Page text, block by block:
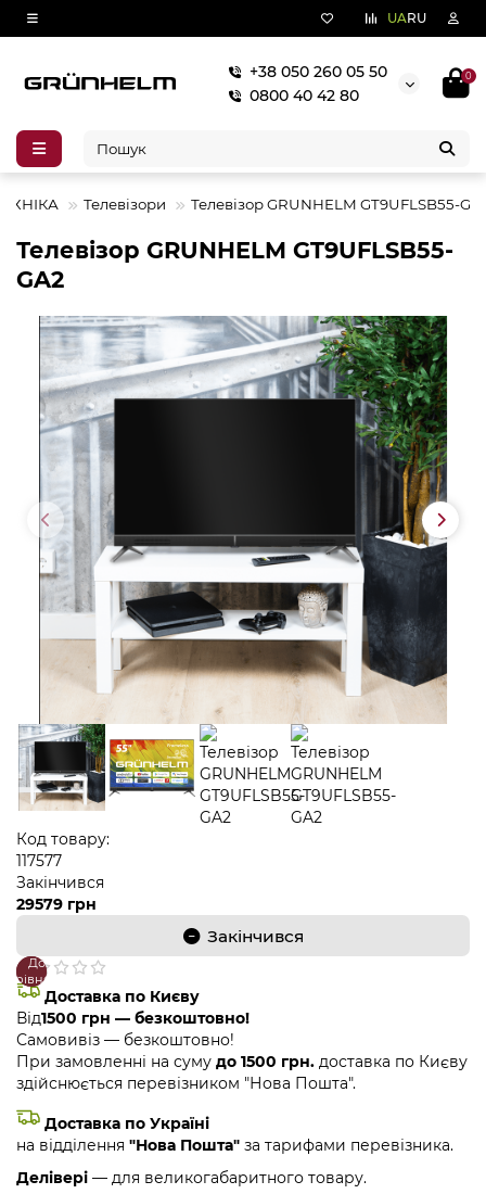
UARU
+38 050 260 05 50
0800 40 42 80
0
Телевізори Телевізор GRUNHELM GT9UFLSB55-
Телевізор GRUNHELM GT9UFLSB55-
GA2
Код товару:
117577
Закінчився
29579 грн
Закінчився
В
закладки
До
Доставка по Києву
Від1500 грн — безкоштовно!
Самовивіз — безкоштовно!
При замовленні на суму до 1500 грн. доставка по Києву
здійснюється перевізником "Нова Пошта".
Доставка по Україні
на відділення "Нова Пошта" за тарифами перевізника.
Делівері — для великогабаритного товару.